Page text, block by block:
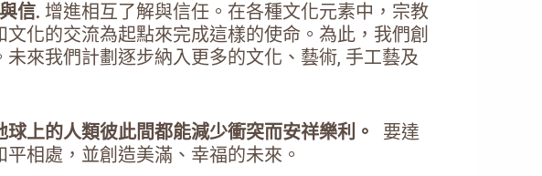
信. 增進相互了解與信任。在各種文化元素中，宗教
化的交流為起點來完成這樣的使命。為此，我們創
來我們計劃逐步納入更多的文化、藝術, 手工藝及
上的人類彼此間都能減少衝突而安祥樂利。
要達
相處，並創造美滿、幸福的未來。